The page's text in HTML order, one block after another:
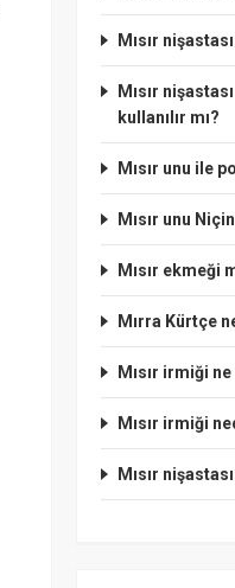
Mısır
Mısır
kullanılır mı?
Mısır unu ile
Mısır unu
Mısır ekmeği
Mırra Kürtçe
Mısır irmiği
Mısır irmiği
Mısır